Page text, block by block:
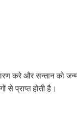
करे और सन्तान को
से प्राप्त होती है।